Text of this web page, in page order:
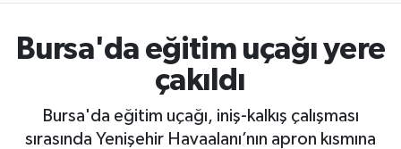
Bursa'da eğitim uçağı yere
çakıldı
Bursa'da eğitim uçağı, iniş-kalkış çalışması
sırasında Yenişehir Havaalanı’nın apron kısmına
Tüm Manşetler
Son Dakika Haberleri
Haber Arşivi